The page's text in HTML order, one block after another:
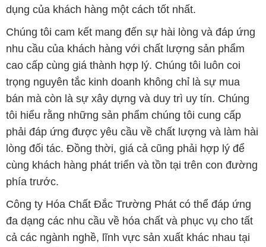
dụng của khách hàng một cách tốt nhất.
Chúng tôi cam kết mang đến sự hài lòng và đáp ứng
nhu cầu của khách hàng với chất lượng sản phẩm
cao cấp cùng giá thành hợp lý. Chúng tôi luôn coi
trọng nguyên tắc kinh doanh không chỉ là sự mua
bán mà còn là sự xây dựng và duy trì uy tín. Chúng
tôi hiểu rằng những sản phẩm chúng tôi cung cấp
phải đáp ứng được yêu cầu về chất lượng và làm hài
lòng đối tác. Đồng thời, giá cả cũng phải hợp lý để
cùng khách hàng phát triển và tồn tại trên con đường
phía trước.
Công ty Hóa Chất Đắc Trường Phát có thể đáp ứng
đa dạng các nhu cầu về hóa chất và phục vụ cho tất
cả các ngành nghề, lĩnh vực sản xuất khác nhau tại